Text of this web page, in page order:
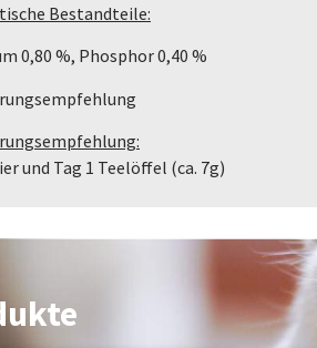
Bestandteile:
0,80 %, Phosphor 0,40 %
und Tag 1 Teelöffel (ca. 7g)